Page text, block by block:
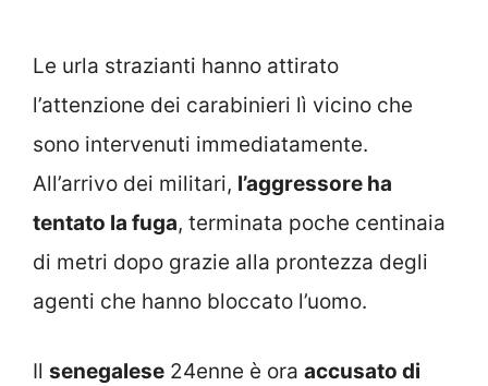
Le urla strazianti hanno attirato
l’attenzione dei carabinieri lì vicino che
sono intervenuti immediatamente.
All’arrivo dei militari, l’aggressore ha
tentato la fuga, terminata poche centinaia
di metri dopo grazie alla prontezza degli
agenti che hanno bloccato l’uomo.
Il senegalese 24enne è ora accusato di